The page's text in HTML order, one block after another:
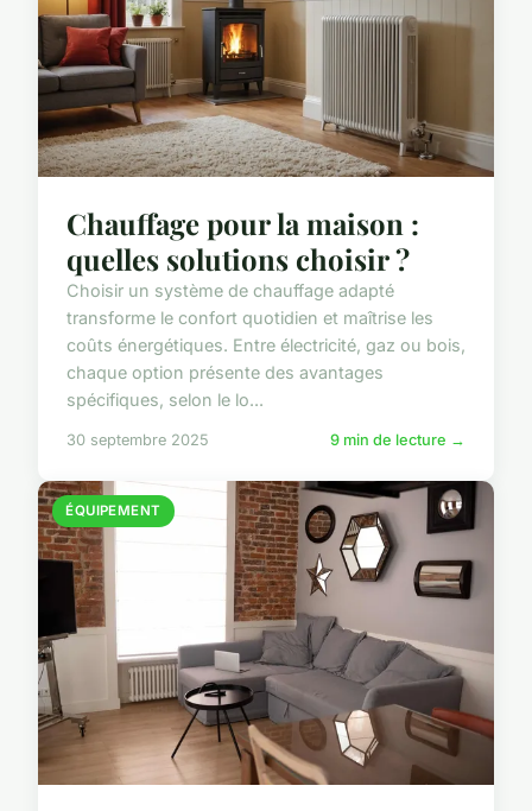
Chauffage pour la maison :
quelles solutions choisir ?
Choisir un système de chauffage adapté
transforme le confort quotidien et maîtrise les
coûts énergétiques. Entre électricité, gaz ou bois,
chaque option présente des avantages
spécifiques, selon le lo...
30 septembre 2025 9 min de lecture →
ÉQUIPEMENT